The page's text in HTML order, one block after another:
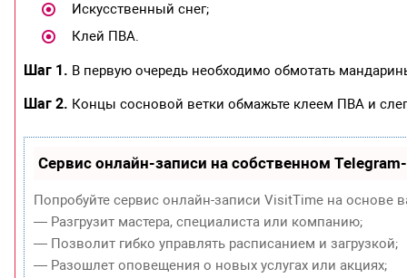
Искусственный снег;
Клей ПВА.
Шаг 1. В первую очередь необходимо обмотать
Шаг 2. Концы сосновой ветки обмажьте клеем ПВА и
Сервис онлайн-записи на собственном
Попробуйте сервис онлайн-записи VisitTime на основе
— Разгрузит мастера, специалиста или компанию;
— Позволит гибко управлять расписанием и загрузкой;
— Разошлет оповещения о новых услугах или акциях;